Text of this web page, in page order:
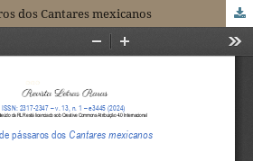
dos Cantares mexicanos